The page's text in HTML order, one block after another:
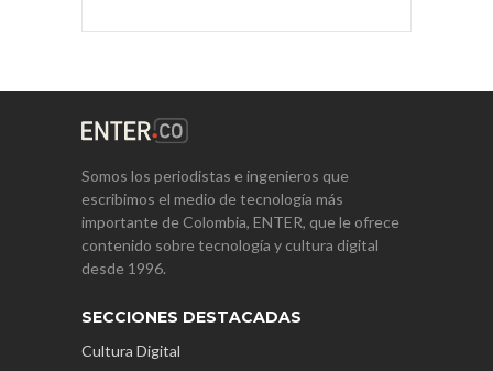
Somos los periodistas e ingenieros que
escribimos el medio de tecnología más
importante de Colombia, ENTER, que le ofrece
contenido sobre tecnología y cultura digital
desde 1996.
SECCIONES DESTACADAS
Cultura Digital